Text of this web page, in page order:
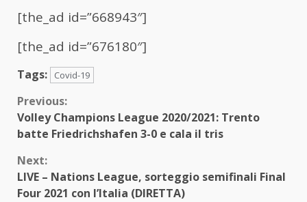
[the_ad id=”668943″]
[the_ad id=”676180″]
Tags: Covid-19
Continue
Reading
Previous:
Volley Champions League 2020/2021: Trento
batte Friedrichshafen 3-0 e cala il tris
Next:
LIVE – Nations League, sorteggio semifinali Final
Four 2021 con l’Italia (DIRETTA)